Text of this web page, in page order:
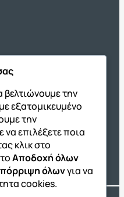
School
την
εξατομικευμένο
την
επιλέξετε ποια
κλικ στο
Αποδοχή όλων
όλωνγια να
cookies.